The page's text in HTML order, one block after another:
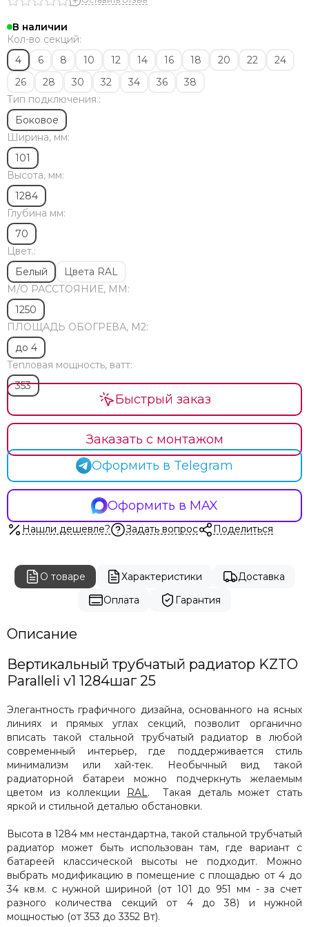
Dia Norm
StrongHot
Steel Hot
Zenith
ЦДМ
Purmo
Unilux
Purmo Delta
Rifar Tubog
Arbonia
КЗТО
Bronto
Bareng
Royal Thermo
В наличии
Кол-во секций:
4
6 8 10 12 14 16 18 20 22
24
26
28 30 32 34 36
38
Тип подключения.:
Боковое
Ширина, мм:
101
Высота, мм:
1284
Глубина мм:
70
Цвет.:
Белый
Цвета RAL
М/O РАССТОЯНИЕ, ММ:
1250
ПЛОЩАДЬ ОБОГРЕВА, М2:
до 4
Тепловая мощность, ватт:
353
Быстрый заказ
Заказать с монтажом
Оформить в Telegram
Оформить в MAX
Нашли дешевле? Задать вопрос Поделиться
О товаре Характеристики
Доставка
Оплата
Гарантия
Описание
Вертикальный трубчатый радиатор KZTO
Paralleli v1 1284шаг 25
Элегантность графичного дизайна, основанного на ясных
линиях и прямых углах секций, позволит органично
вписать такой стальной трубчатый радиатор в любой
современный интерьер, где поддерживается стиль
минимализм или хай-тек. Необычный вид такой
радиаторной батареи можно подчеркнуть желаемым
цветом из коллекции
RAL. Такая деталь может стать
яркой и стильной деталью обстановки.
Высота в 1284 мм нестандартна, такой стальной трубчатый
радиатор может быть использован там, где вариант с
батареей классической высоты не подходит. Можно
выбрать модификацию в помещение с площадью от 4 до
34 кв.м. с нужной шириной (от 101 до 951 мм - за счет
разного количества секций от 4 до 38) и нужной
мощностью (от 353 до 3352 Вт).